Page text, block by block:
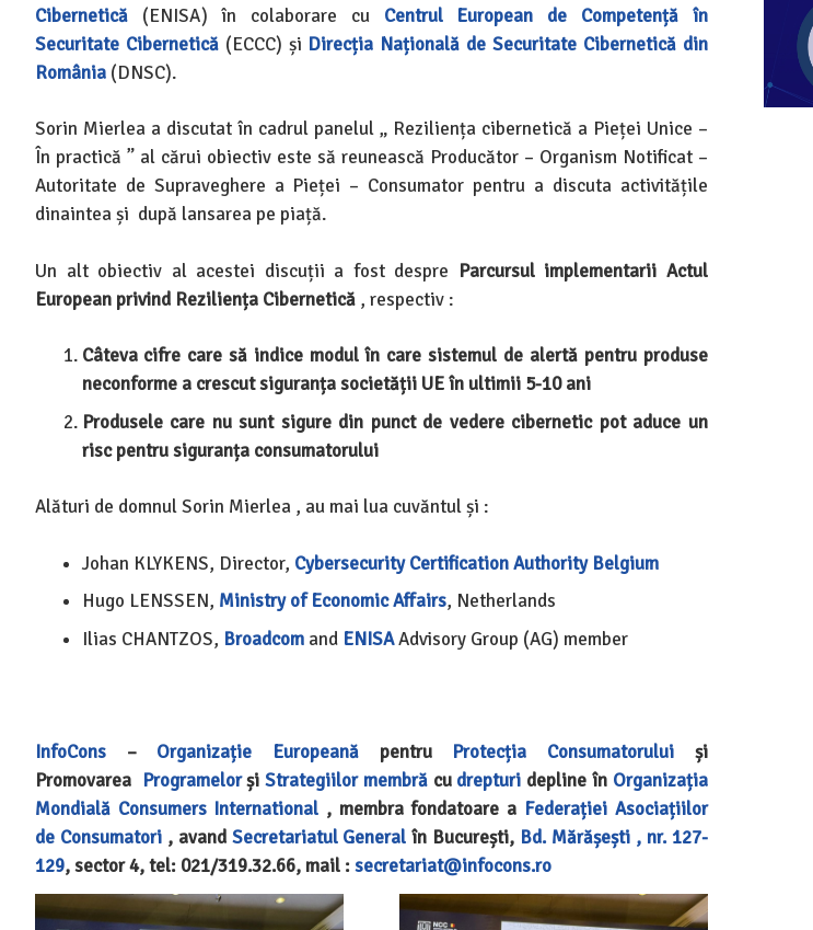
Cibernetică (ENISA) în colaborare cuCentrul European de Competență în
Securitate Cibernetică (ECCC) și Direcția Națională de Securitate Cibernetică din
România (DNSC).
Sorin Mierlea a discutat în cadrul panelul „ Reziliența cibernetică a Pieței Unice –
În practică ” al cărui obiectiv este să reunească Producător – Organism Notificat –
Autoritate de Supraveghere a Pieței – Consumator pentru a discuta activitățile
dinaintea și după lansarea pe piață.
Un alt obiectiv al acestei discuții a fost despre Parcursul implementarii Actul
European privind Reziliența Cibernetică , respectiv :
Câteva cifre care să indice modul în care sistemul de alertă pentru produse
neconforme a crescut siguranța societății UE în ultimii 5-10 ani
Produsele care nu sunt sigure din punct de vedere cibernetic pot aduce un
risc pentru siguranța consumatorului
Alături de domnul Sorin Mierlea , au mai lua cuvăntul și :
Johan KLYKENS, Director, Cybersecurity Certification Authority Belgium
Hugo LENSSEN, Ministry of Economic Affairs, Netherlands
Ilias CHANTZOS, Broadcom and ENISA Advisory Group (AG) member
InfoCons – Organizație Europeanăpentru Protecția Consumatoruluiși
Promovarea Programelorși Strategiilor membrăcu drepturi depline în Organizația
Mondială Consumers International , membra fondatoare a Federației Asociațiilor
de Consumatori, avand Secretariatul General în București, Bd. Mărășești , nr. 127-
129, sector 4, tel: 021/319.32.66, mail :secretariat@infocons.ro